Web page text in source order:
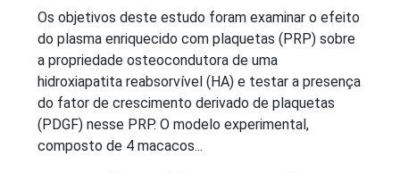
Os objetivos deste estudo foram examinar o efeito
do plasma enriquecido com plaquetas (PRP) sobre
a propriedade osteocondutora de uma
hidroxiapatita reabsorvível (HA) e testar a presença
do fator de crescimento derivado de plaquetas
(PDGF) nesse PRP. O modelo experimental,
composto de 4 macacos...